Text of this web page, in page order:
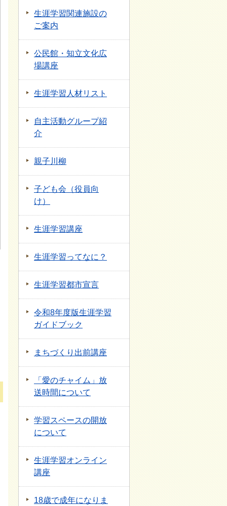
生涯学習関連施設の
ご案内
公民館・知立文化広
場講座
生涯学習人材リスト
自主活動グループ紹
介
親子川柳
子ども会（役員向
け）
生涯学習講座
生涯学習ってなに？
生涯学習都市宣言
令和8年度版生涯学習
ガイドブック
まちづくり出前講座
「愛のチャイム」放
送時間について
学習スペースの開放
について
生涯学習オンライン
講座
18歳で成年になりま